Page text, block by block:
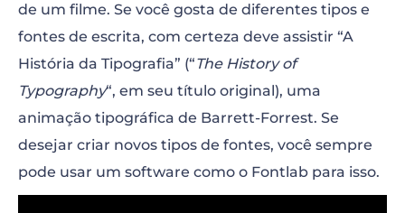
de um filme. Se você gosta de diferentes tipos e
fontes de escrita, com certeza deve assistir “A
História da Tipografia” (“The History of
Typography“, em seu título original), uma
animação tipográfica de Barrett-Forrest. Se
desejar criar novos tipos de fontes, você sempre
pode usar um software como o Fontlab para isso.